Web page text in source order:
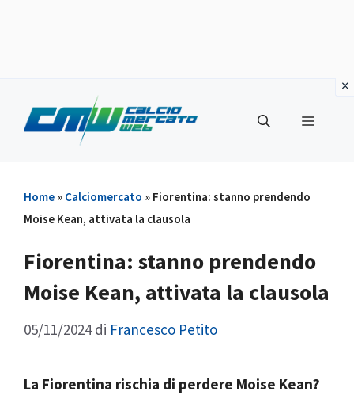
contenuto
Menu
Home » Calciomercato » Fiorentina: stanno prendendo
Moise Kean, attivata la clausola
Fiorentina: stanno prendendo
Moise Kean, attivata la clausola
05/11/2024 di Francesco Petito
La Fiorentina rischia di perdere Moise Kean?